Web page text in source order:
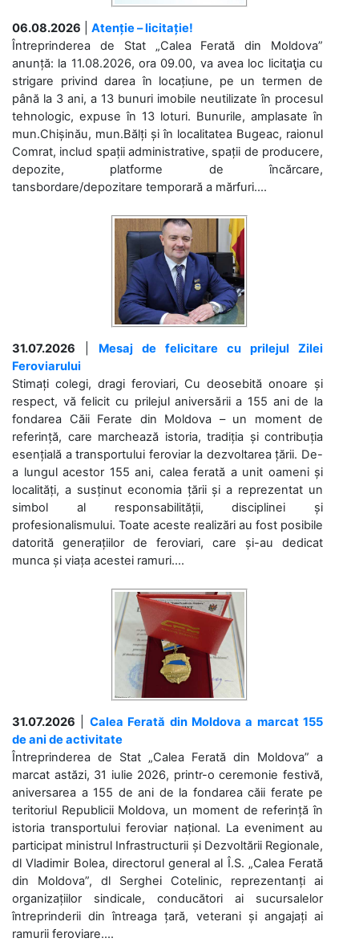
06.08.2026
Atenție – licitație!
Întreprinderea de Stat „Calea Ferată din Moldova”
anunță: la 11.08.2026, ora 09.00, va avea loc licitaţia cu
strigare privind darea în locațiune, pe un termen de
până la 3 ani, a 13 bunuri imobile neutilizate în procesul
tehnologic, expuse în 13 loturi. Bunurile, amplasate în
mun.Chișinău, mun.Bălți și în localitatea Bugeac, raionul
Comrat, includ spații administrative, spații de producere,
depozite, platforme de încărcare,
tansbordare/depozitare temporară a mărfuri....
31.07.2026
Mesaj de felicitare cu prilejul Zilei
Feroviarului
Stimați colegi, dragi feroviari, Cu deosebită onoare și
respect, vă felicit cu prilejul aniversării a 155 ani de la
fondarea Căii Ferate din Moldova – un moment de
referință, care marchează istoria, tradiția și contribuția
esențială a transportului feroviar la dezvoltarea țării. De-
a lungul acestor 155 ani, calea ferată a unit oameni și
localități, a susținut economia țării și a reprezentat un
simbol al responsabilității, disciplinei și
profesionalismului. Toate aceste realizări au fost posibile
datorită generațiilor de feroviari, care și-au dedicat
munca și viața acestei ramuri....
31.07.2026
Calea Ferată din Moldova a marcat 155
de ani de activitate
Întreprinderea de Stat „Calea Ferată din Moldova” a
marcat astăzi, 31 iulie 2026, printr-o ceremonie festivă,
aniversarea a 155 de ani de la fondarea căii ferate pe
teritoriul Republicii Moldova, un moment de referință în
istoria transportului feroviar național. La eveniment au
participat ministrul Infrastructurii și Dezvoltării Regionale,
dl Vladimir Bolea, directorul general al Î.S. „Calea Ferată
din Moldova”, dl Serghei Cotelinic, reprezentanți ai
organizațiilor sindicale, conducători ai sucursalelor
întreprinderii din întreaga țară, veterani și angajați ai
ramurii feroviare....